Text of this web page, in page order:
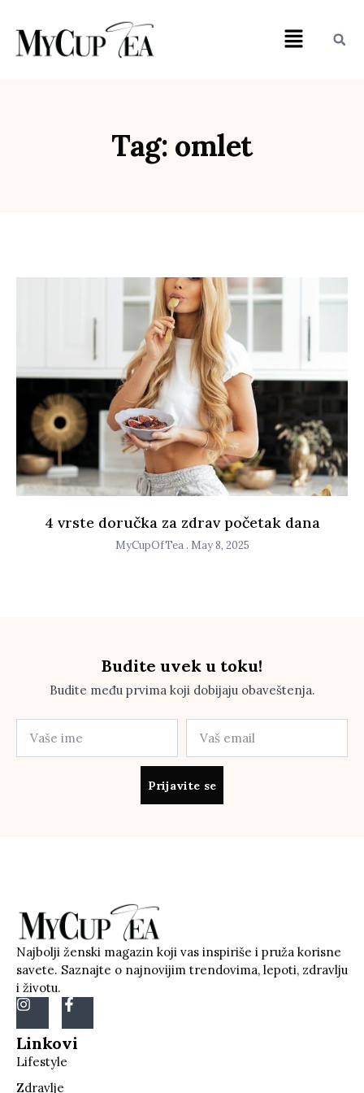
Tag: omlet
4 vrste doručka za zdrav početak dana
MyCupOfTea May 8, 2025
Budite uvek u toku!
Budite među prvima koji dobijaju obaveštenja.
Prijavite se
Najbolji ženski magazin koji vas inspiriše i pruža korisne
savete. Saznajte o najnovijim trendovima, lepoti, zdravlju
i životu.
Linkovi
Lifestyle
Zdravlje